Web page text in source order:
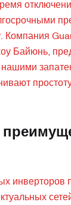
Байюнь,
нашими